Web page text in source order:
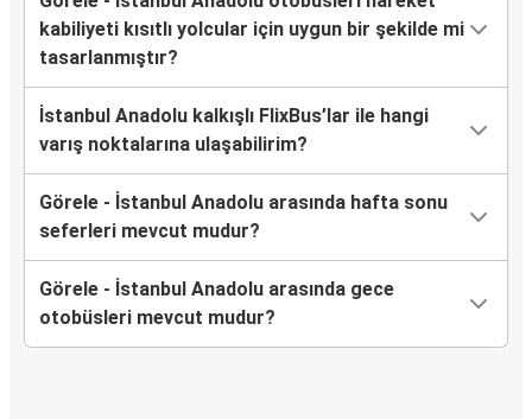
kabiliyeti kısıtlı yolcular için uygun bir şekilde mi
tasarlanmıştır?
İstanbul Anadolu kalkışlı FlixBus’lar ile hangi
varış noktalarına ulaşabilirim?
Görele - İstanbul Anadolu arasında hafta sonu
seferleri mevcut mudur?
Görele - İstanbul Anadolu arasında gece
otobüsleri mevcut mudur?